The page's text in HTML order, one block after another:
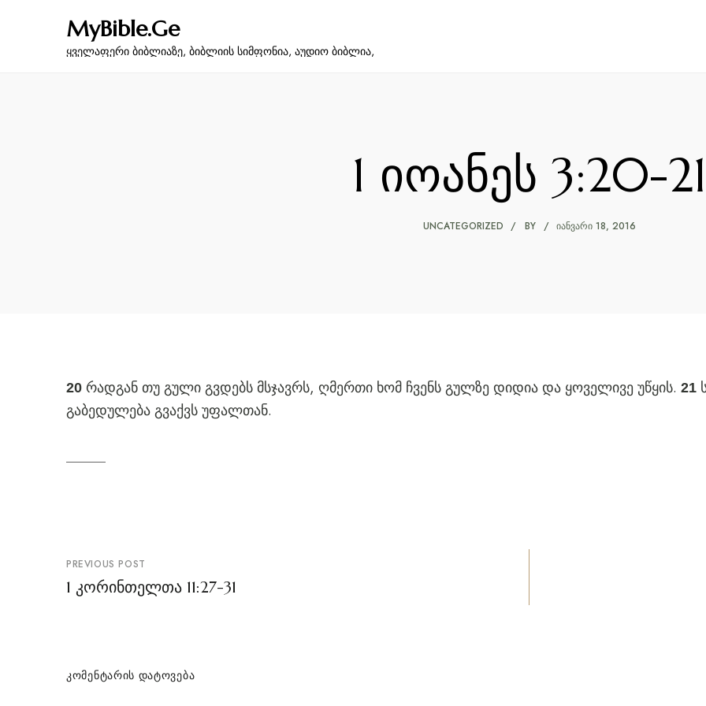
MyBible.Ge
ყველაფერი ბიბლიაზე, ბიბლიის სიმფონია, აუდიო ბიბლია,
1 იოანეს 3:20-21
UNCATEGORIZED BY ᲘᲐᲜᲕᲐᲠᲘ 18, 2016
20 რადგან თუ გული გვდებს მსჯავრს, ღმერთი ხომ ჩვენს გულზე დიდია და ყოველივე უწყის. 21
გაბედულება გვაქვს უფალთან.
პოსტის
ნავიგაცია
PREVIOUS POST
1 კორინთელთა 11:27-31
ᲙᲝᲛᲔᲜᲢᲐᲠᲘᲡ ᲓᲐᲢᲝᲕᲔᲑᲐ